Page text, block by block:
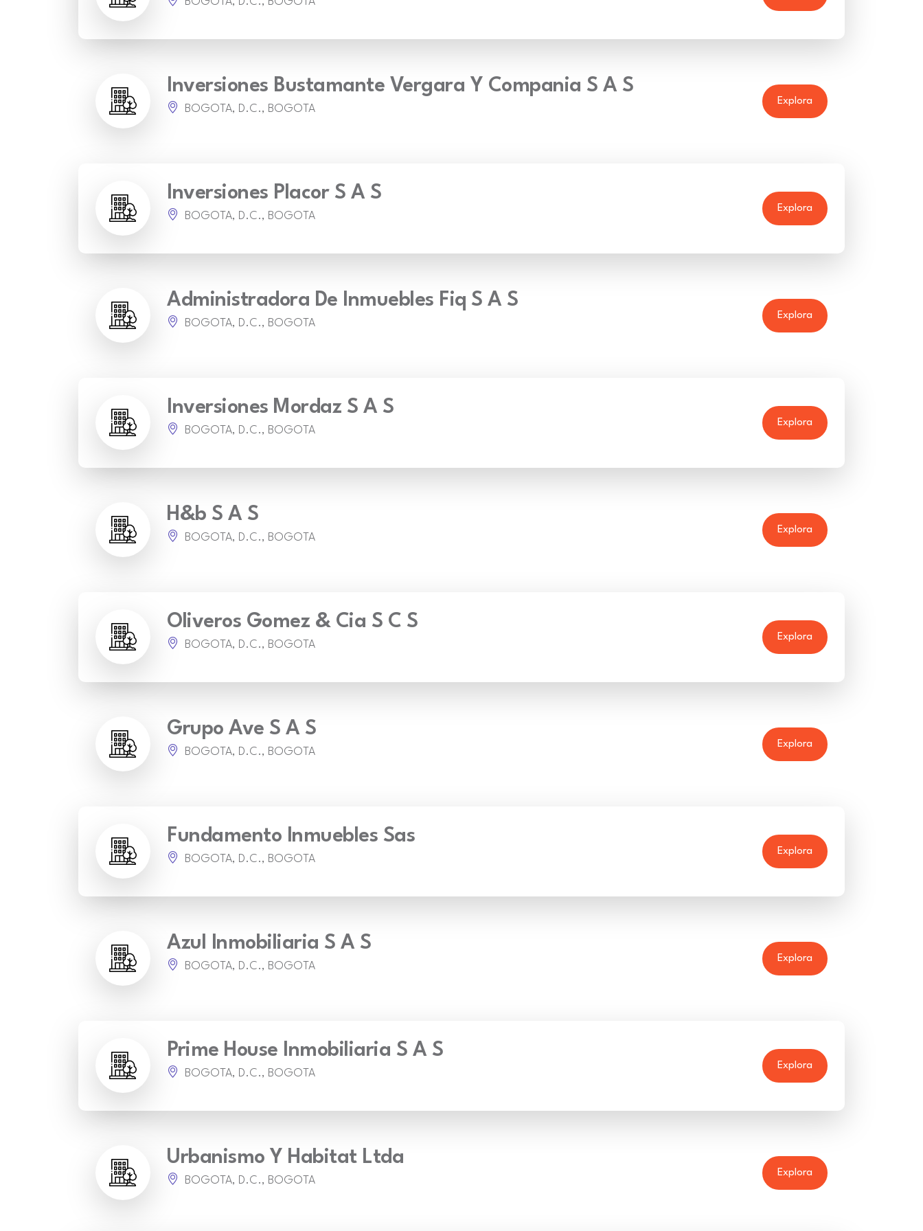
Inversiones Bustamante Vergara Y Compania S A S
BOGOTA, D.C., BOGOTA
Explora
Inversiones Placor S A S
BOGOTA, D.C., BOGOTA
Explora
Administradora De Inmuebles Fiq S A S
BOGOTA, D.C., BOGOTA
Explora
Inversiones Mordaz S A S
BOGOTA, D.C., BOGOTA
Explora
H&b S A S
BOGOTA, D.C., BOGOTA
Explora
Oliveros Gomez & Cia S C S
BOGOTA, D.C., BOGOTA
Explora
Grupo Ave S A S
BOGOTA, D.C., BOGOTA
Explora
Fundamento Inmuebles Sas
BOGOTA, D.C., BOGOTA
Explora
Azul Inmobiliaria S A S
BOGOTA, D.C., BOGOTA
Explora
Prime House Inmobiliaria S A S
BOGOTA, D.C., BOGOTA
Explora
Urbanismo Y Habitat Ltda
BOGOTA, D.C., BOGOTA
Explora